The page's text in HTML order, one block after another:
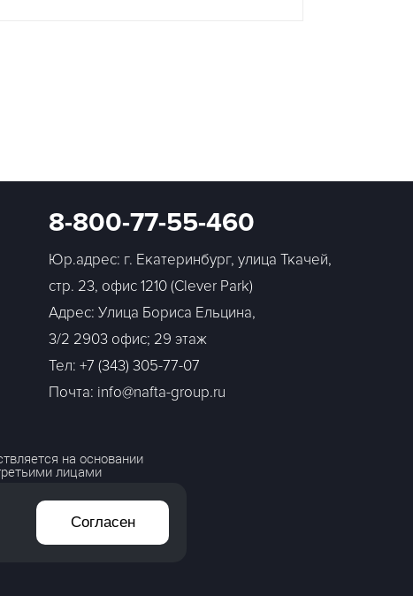
8-800-77-55-460
Юр.адрес: г. Екатеринбург, улица Ткачей,
стр. 23, офис 1210 (Clever Park)
Адрес: Улица Бориса Ельцина,
3/2 2903 офис; 29 этаж
Тел: +7 (343) 305-77-07
Почта: info@nafta-group.ru
на основании
лицами
Согласен